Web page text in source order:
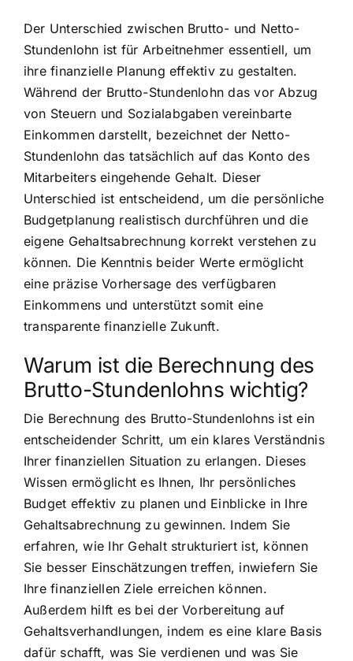
Der Unterschied zwischen Brutto- und Netto-
Stundenlohn ist für Arbeitnehmer essentiell, um
ihre finanzielle Planung effektiv zu gestalten.
Während der Brutto-Stundenlohn das vor Abzug
von Steuern und Sozialabgaben vereinbarte
Einkommen darstellt, bezeichnet der Netto-
Stundenlohn das tatsächlich auf das Konto des
Mitarbeiters eingehende Gehalt. Dieser
Unterschied ist entscheidend, um die persönliche
Budgetplanung realistisch durchführen und die
eigene Gehaltsabrechnung korrekt verstehen zu
können. Die Kenntnis beider Werte ermöglicht
eine präzise Vorhersage des verfügbaren
Einkommens und unterstützt somit eine
transparente finanzielle Zukunft.
Warum ist die Berechnung des
Brutto-Stundenlohns wichtig?
Die Berechnung des Brutto-Stundenlohns ist ein
entscheidender Schritt, um ein klares Verständnis
Ihrer finanziellen Situation zu erlangen. Dieses
Wissen ermöglicht es Ihnen, Ihr persönliches
Budget effektiv zu planen und Einblicke in Ihre
Gehaltsabrechnung zu gewinnen. Indem Sie
erfahren, wie Ihr Gehalt strukturiert ist, können
Sie besser Einschätzungen treffen, inwiefern Sie
Ihre finanziellen Ziele erreichen können.
Außerdem hilft es bei der Vorbereitung auf
Gehaltsverhandlungen, indem es eine klare Basis
dafür schafft, was Sie verdienen und was Sie